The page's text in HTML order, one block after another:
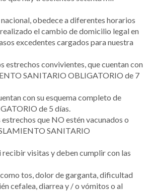
obedece a diferentes horarios
el cambio de domicilio legal en
excedentes cargados para nuestra
convivientes, que cuentan con
SANITARIO OBLIGATORIO de 7
con su esquema completo de
de 5 días.
que NO estén vacunados o
SANITARIO
recibir visitas y deben cumplir con las
tos, dolor de garganta, dificultad
cefalea, diarrea y / o vómitos o al